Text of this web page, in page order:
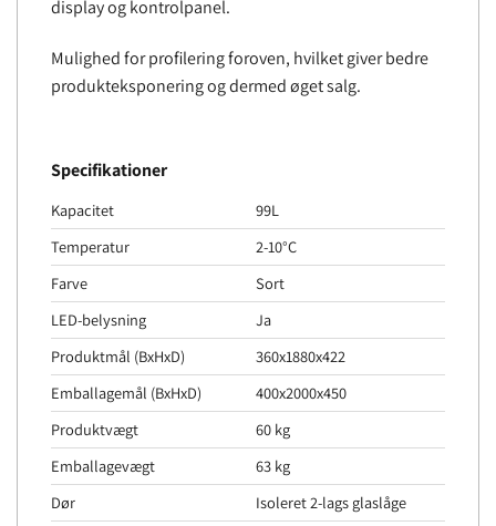
display og kontrolpanel.
Mulighed for profilering foroven, hvilket giver bedre
produkteksponering og dermed øget salg.
Specifikationer
Kapacitet
99L
Temperatur
2-10°C
Farve
Sort
LED-belysning
Ja
Produktmål (BxHxD)
360x1880x422
Emballagemål (BxHxD)
400x2000x450
Produktvægt
60 kg
Emballagevægt
63 kg
Dør
Isoleret 2-lags glaslåge